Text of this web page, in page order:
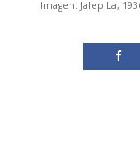
Imagen: Jalep La,